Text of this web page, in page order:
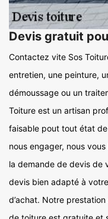
Devis gratuit
Contactez vite Sos
entretien, une peinture,
démoussage ou un
Toiture est un artisan
faisable pout tout état
nous engager, nous
la demande de devis de
devis bien adapté à
d’achat. Notre